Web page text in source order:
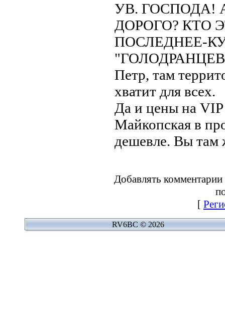
УВ. ГОСПОДА!
ДОРОГО? КТО
ПОСЛЕДНЕЕ-
Петр, там
хватит для всех.
Да и цены на
Майкопская в
дешевле. Вы там
Добавлять комментарии
[
RV6BC © 2026